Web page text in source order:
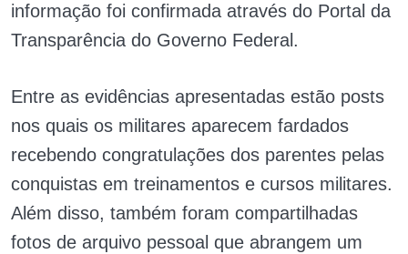
informação foi confirmada através do Portal da
Transparência do Governo Federal.
Entre as evidências apresentadas estão posts
nos quais os militares aparecem fardados
recebendo congratulações dos parentes pelas
conquistas em treinamentos e cursos militares.
Além disso, também foram compartilhadas
fotos de arquivo pessoal que abrangem um